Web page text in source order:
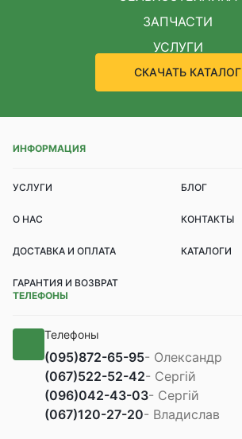
ЗАПЧАСТИ
УСЛУГИ
СКАЧАТЬ КАТАЛОГ
ИНФОРМАЦИЯ
УСЛУГИ БЛОГ
О НАС КОНТАКТЫ
ДОСТАВКА И ОПЛАТА КАТАЛОГИ
ГАРАНТИЯ И ВОЗВРАТ
ТЕЛЕФОНЫ
Телефоны
(095)872-65-95- Олександр
(067)522-52-42- Сергій
(096)042-43-03- Сергій
(067)120-27-20- Владислав